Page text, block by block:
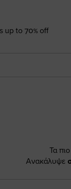
up to 70% off
Τα
Ανακάλυψε